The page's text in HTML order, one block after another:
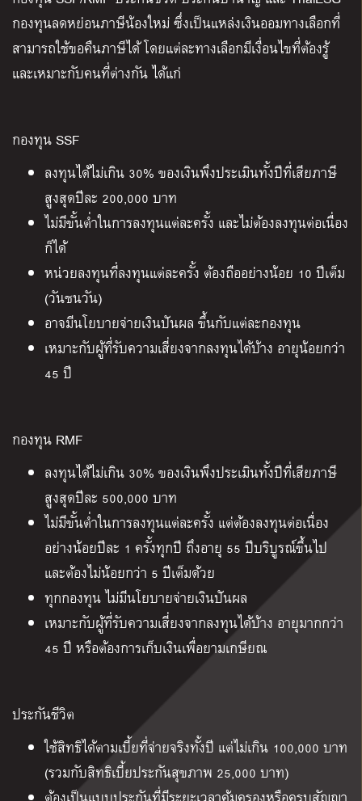
กองทุนลดหย่อนภาษีน้องใหม่ ซึ่งเป็นแหล่งเงินออมทางเลือกที่
สามารถใช้ขอคืนภาษีได้ โดยแต่ละทางเลือกมีเงื่อนไขที่ต้องรู้
และเหมาะกับคนที่ต่างกัน ได้แก่
กองทุน SSF
ลงทุนได้ไม่เกิน 30% ของเงินพึงประเมินทั้งปีที่เสียภาษี
สูงสุดปีละ 200,000 บาท
ไม่มีขั้นต่ำในการลงทุนแต่ละครั้ง และไม่ต้องลงทุนต่อเนื่อง
ก็ได้
หน่วยลงทุนที่ลงทุนแต่ละครั้ง ต้องถืออย่างน้อย 10 ปีเต็ม
(วันชนวัน)
อาจมีนโยบายจ่ายเงินปันผล ขึ้นกับแต่ละกองทุน
เหมาะกับผู้ที่รับความเสี่ยงจากลงทุนได้บ้าง อายุน้อยกว่า
45 ปี
กองทุน RMF
ลงทุนได้ไม่เกิน 30% ของเงินพึงประเมินทั้งปีที่เสียภาษี
สูงสุดปีละ 500,000 บาท
ไม่มีขั้นต่ำในการลงทุนแต่ละครั้ง แต่ต้องลงทุนต่อเนื่อง
อย่างน้อยปีละ 1 ครั้งทุกปี ถึงอายุ 55 ปีบริบูรณ์ขึ้นไป
และต้องไม่น้อยกว่า 5 ปีเต็มด้วย
ทุกกองทุน ไม่มีนโยบายจ่ายเงินปันผล
เหมาะกับผู้ที่รับความเสี่ยงจากลงทุนได้บ้าง อายุมากกว่า
45 ปี หรือต้องการเก็บเงินเพื่อยามเกษียณ
ประกันชีวิต
ใช้สิทธิได้ตามเบี้ยที่จ่ายจริงทั้งปี แต่ไม่เกิน 100,000 บาท
(รวมกับสิทธิเบี้ยประกันสุขภาพ 25,000 บาท)